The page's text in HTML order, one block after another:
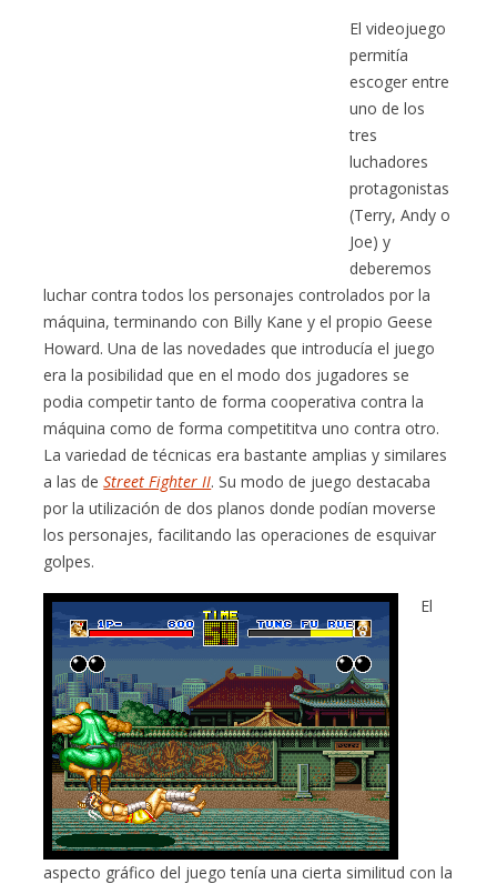
El videojuego
permitía
escoger entre
uno de los
tres
luchadores
protagonistas
(Terry, Andy o
Joe) y
deberemos
luchar contra todos los personajes controlados por la
máquina, terminando con Billy Kane y el propio Geese
Howard. Una de las novedades que introducía el juego
era la posibilidad que en el modo dos jugadores se
podia competir tanto de forma cooperativa contra la
máquina como de forma competititva uno contra otro.
La variedad de técnicas era bastante amplias y similares
a las deStreet Fighter II. Su modo de juego destacaba
por la utilización de dos planos donde podían moverse
los personajes, facilitando las operaciones de esquivar
golpes.
El
aspecto gráfico del juego tenía una cierta similitud con la